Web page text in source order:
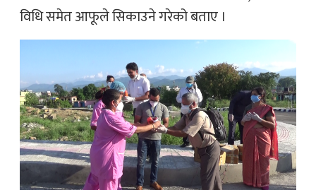
विधि समेत आफूले सिकाउने गरेको बताए ।